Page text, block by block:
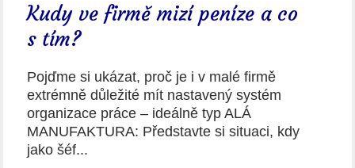
Kudy ve firmě mizí peníze a co
s tím?
Pojďme si ukázat, proč je i v malé firmě
extrémně důležité mít nastavený systém
organizace práce – ideálně typ ALÁ
MANUFAKTURA: Představte si situaci, kdy
jako šéf...